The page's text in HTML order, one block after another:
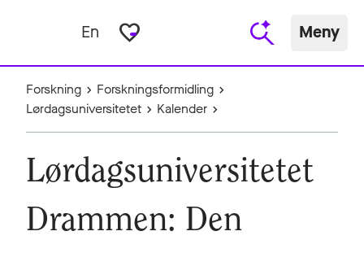
En favorite_border Meny
Forskning
Forskningsformidling
Lørdagsuniversitetet
Kalender
Lørdagsuniversitetet
Drammen: Den